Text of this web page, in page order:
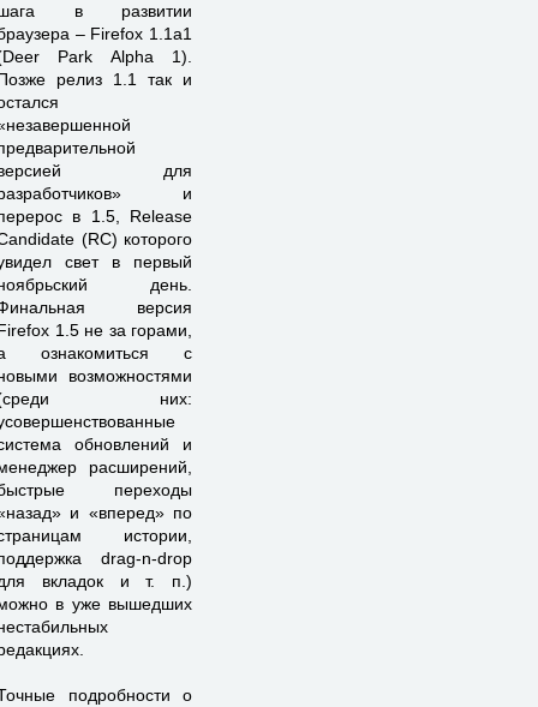
в развитии
– Firefox 1.1a1
Park Alpha 1).
релиз 1.1 так и
для
и
в 1.5, Release
(RC) которого
свет в первый
день.
версия
1.5 не за горами,
ознакомиться с
возможностями
них:
обновлений и
расширений,
переходы
и «вперед» по
истории,
drag-n-drop
вкладок и т. п.)
в уже вышедших
подробности о